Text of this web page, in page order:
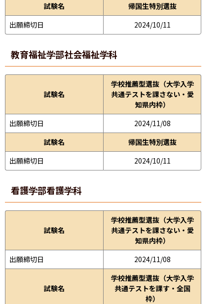
試験名
帰国生特別選抜
出願締切日
2024/10/11
教育福祉学部社会福祉学科
試験名
学校推薦型選抜（大学入学
共通テストを課さない・愛
知県内枠）
出願締切日
2024/11/08
試験名
帰国生特別選抜
出願締切日
2024/10/11
看護学部看護学科
試験名
学校推薦型選抜（大学入学
共通テストを課さない・愛
知県内枠）
出願締切日
2024/11/08
試験名
学校推薦型選抜（大学入学
共通テストを課す・全国
枠）